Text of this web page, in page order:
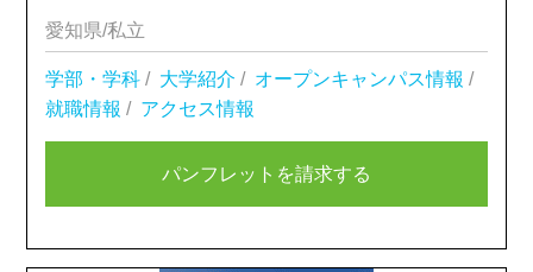
愛知県/私立
学部・学科 / 大学紹介 / オープンキャンパス情報 /
就職情報 / アクセス情報
パンフレットを請求する